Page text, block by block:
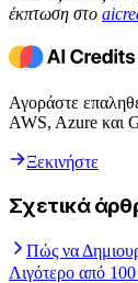
έκπτωση στο
Αγοράστε
AWS, Azure και
Ξεκινήστε
Σχετικά
Πώς να
Λιγότερο από